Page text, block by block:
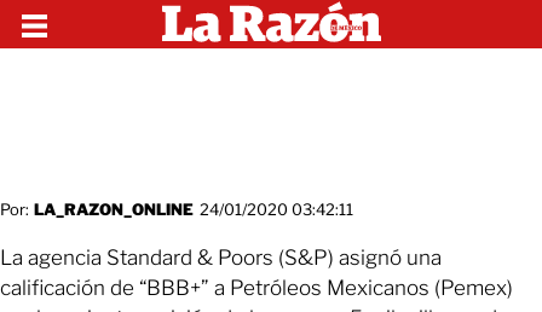
Por: LA_RAZON_ONLINE 24/01/2020 03:42:11
La agencia Standard & Poors (S&P) asignó una
calificación de “BBB+” a Petróleos Mexicanos (Pemex)